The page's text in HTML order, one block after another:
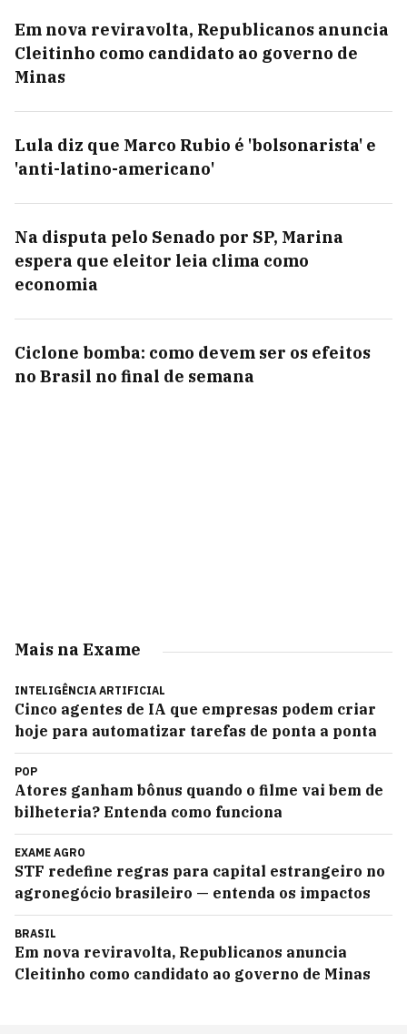
Em nova reviravolta, Republicanos anuncia
Cleitinho como candidato ao governo de
Minas
Lula diz que Marco Rubio é 'bolsonarista' e
'anti-latino-americano'
Na disputa pelo Senado por SP, Marina
espera que eleitor leia clima como
economia
Ciclone bomba: como devem ser os efeitos
no Brasil no final de semana
Mais na Exame
INTELIGÊNCIA ARTIFICIAL
Cinco agentes de IA que empresas podem criar
hoje para automatizar tarefas de ponta a ponta
POP
Atores ganham bônus quando o filme vai bem de
bilheteria? Entenda como funciona
EXAME AGRO
STF redefine regras para capital estrangeiro no
agronegócio brasileiro — entenda os impactos
BRASIL
Em nova reviravolta, Republicanos anuncia
Cleitinho como candidato ao governo de Minas